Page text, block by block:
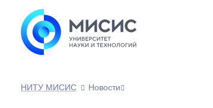
НИТУ МИСИС Новости